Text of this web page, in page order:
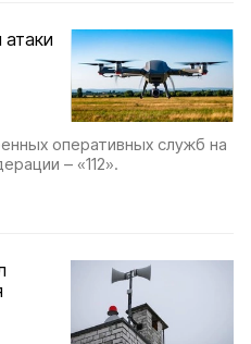
оперативных служб на
– «112».